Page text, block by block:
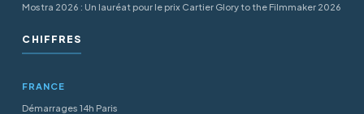
Mostra 2026 : Un lauréat pour le prix Cartier Glory to the Filmmaker 2026
CHIFFRES
FRANCE
Démarrages 14h Paris